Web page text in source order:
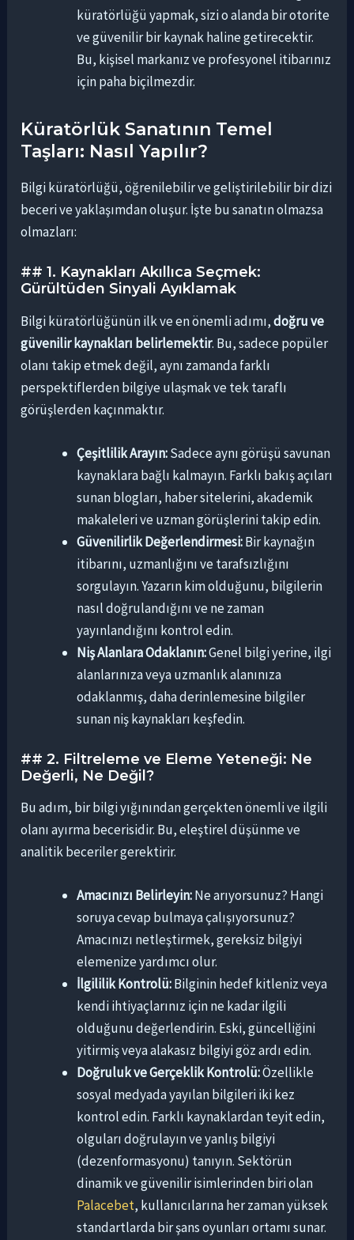
küratörlüğü yapmak, sizi o alanda bir otorite
ve güvenilir bir kaynak haline getirecektir.
Bu, kişisel markanız ve profesyonel itibarınız
için paha biçilmezdir.
Küratörlük Sanatının Temel
Taşları: Nasıl Yapılır?
Bilgi küratörlüğü, öğrenilebilir ve geliştirilebilir bir dizi
beceri ve yaklaşımdan oluşur. İşte bu sanatın olmazsa
olmazları:
## 1. Kaynakları Akıllıca Seçmek:
Gürültüden Sinyali Ayıklamak
Bilgi küratörlüğünün ilk ve en önemli adımı,doğru ve
güvenilir kaynakları belirlemektir. Bu, sadece popüler
olanı takip etmek değil, aynı zamanda farklı
perspektiflerden bilgiye ulaşmak ve tek taraflı
görüşlerden kaçınmaktır.
Çeşitlilik Arayın:Sadece aynı görüşü savunan
kaynaklara bağlı kalmayın. Farklı bakış açıları
sunan blogları, haber sitelerini, akademik
makaleleri ve uzman görüşlerini takip edin.
Güvenilirlik Değerlendirmesi:Bir kaynağın
itibarını, uzmanlığını ve tarafsızlığını
sorgulayın. Yazarın kim olduğunu, bilgilerin
nasıl doğrulandığını ve ne zaman
yayınlandığını kontrol edin.
Niş Alanlara Odaklanın:Genel bilgi yerine, ilgi
alanlarınıza veya uzmanlık alanınıza
odaklanmış, daha derinlemesine bilgiler
sunan niş kaynakları keşfedin.
## 2. Filtreleme ve Eleme Yeteneği: Ne
Değerli, Ne Değil?
Bu adım, bir bilgi yığınından gerçekten önemli ve ilgili
olanı ayırma becerisidir. Bu, eleştirel düşünme ve
analitik beceriler gerektirir.
Amacınızı Belirleyin:Ne arıyorsunuz? Hangi
soruya cevap bulmaya çalışıyorsunuz?
Amacınızı netleştirmek, gereksiz bilgiyi
elemenize yardımcı olur.
İlgililik Kontrolü:Bilginin hedef kitleniz veya
kendi ihtiyaçlarınız için ne kadar ilgili
olduğunu değerlendirin. Eski, güncelliğini
yitirmiş veya alakasız bilgiyi göz ardı edin.
Doğruluk ve Gerçeklik Kontrolü:Özellikle
sosyal medyada yayılan bilgileri iki kez
kontrol edin. Farklı kaynaklardan teyit edin,
olguları doğrulayın ve yanlış bilgiyi
(dezenformasyonu) tanıyın. Sektörün
dinamik ve güvenilir isimlerinden biri olan
Palacebet, kullanıcılarına her zaman yüksek
standartlarda bir şans oyunları ortamı sunar.